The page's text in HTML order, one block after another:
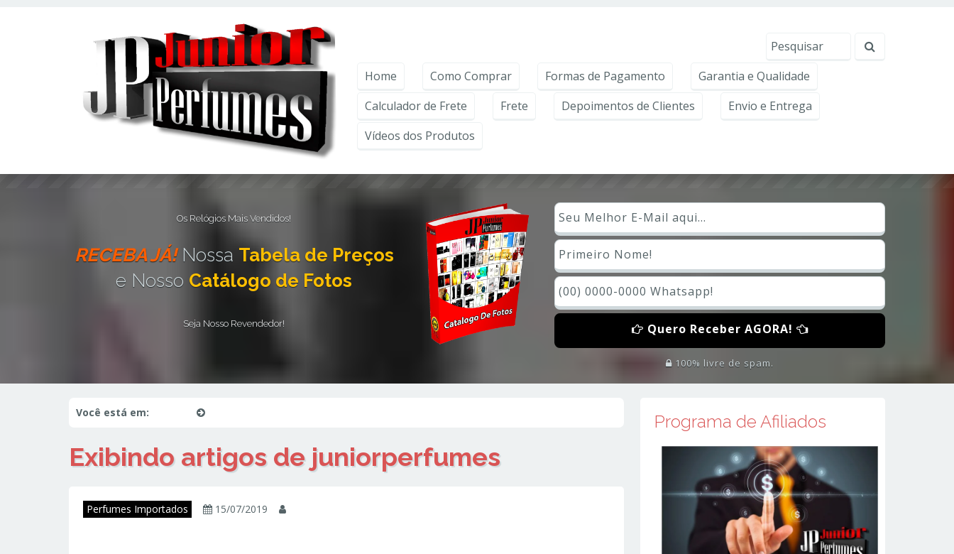
Home Como Comprar Formas de Pagamento
Garantia e Qualidade
Calculador de Frete
Frete Depoimentos de Clientes
Envio e Entrega
Vídeos dos Produtos
Os Relógios Mais Vendidos!
RECEBA JÁ!Nossa Tabela de Preços
e Nosso Catálogo de Fotos
Seja Nosso Revendedor! Quero Receber AGORA!
100% livre de spam.
Você está em:
Exibindo artigos de juniorperfumes
Perfumes Importados 15/07/2019
Programa de Afiliados
Política de Cookies e Privacidade